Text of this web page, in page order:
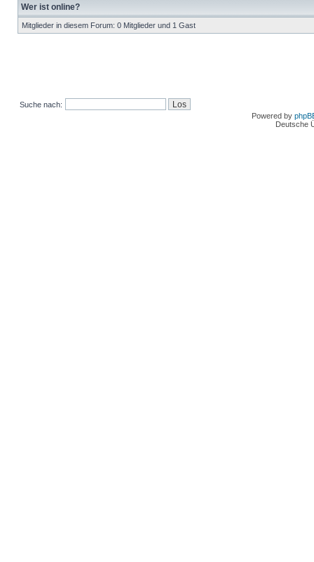
Wer ist online?
Mitglieder in diesem Forum: 0 Mitglieder und 1 Gast
Suche nach:
Powered by
Deutsche